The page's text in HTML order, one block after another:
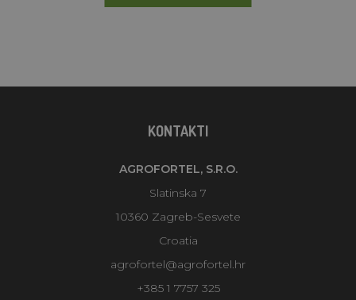
KONTAKTI
AGROFORTEL, S.R.O.
Slatinska 7
10360 Zagreb-Sesvete
Croatia
agrofortel@agrofortel.hr
+385 1 7757 325